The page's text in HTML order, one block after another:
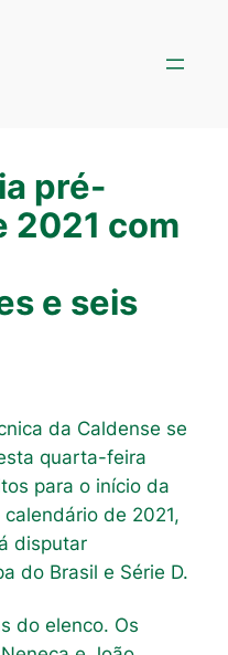
pré-
2021 com
e seis
da Caldense se
quarta-feira
para o início da
de 2021,
disputar
do Brasil e Série D.
do elenco. Os